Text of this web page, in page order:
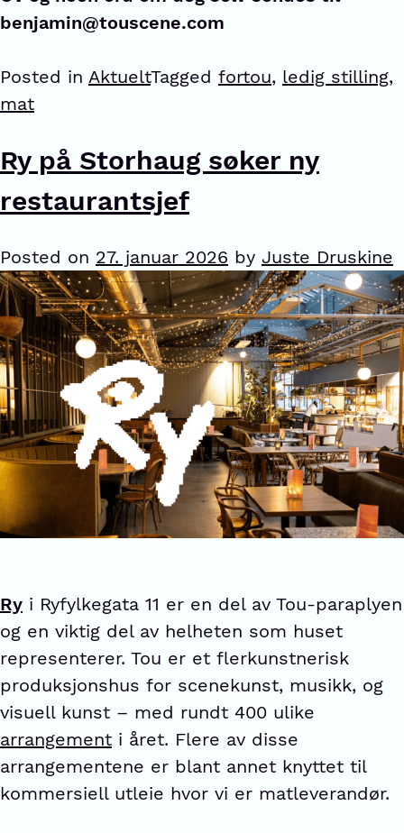
benjamin@touscene.com
Posted in AktueltTagged fortou, ledig stilling,
mat
Ry på Storhaug søker ny
restaurantsjef
Posted on 27. januar 2026 by Juste Druskine
Ry i Ryfylkegata 11 er en del av Tou-paraplyen
og en viktig del av helheten som huset
representerer. Tou er et flerkunstnerisk
produksjonshus for scenekunst, musikk, og
visuell kunst – med rundt 400 ulike
arrangement i året. Flere av disse
arrangementene er blant annet knyttet til
kommersiell utleie hvor vi er matleverandør.